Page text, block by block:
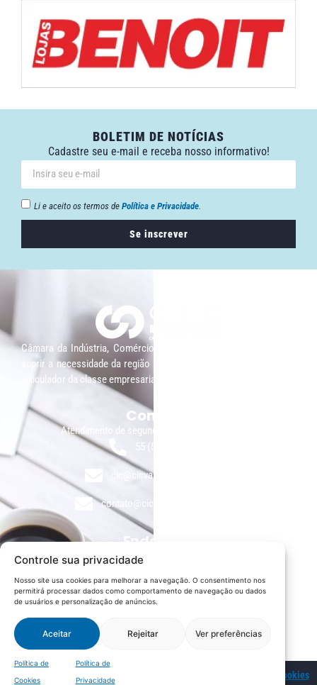
Controle sua privacidade
Nosso site usa cookies para melhorar a navegação. O consentimento nos
permitirá processar dados como comportamento de navegação ou dados
de usuários e personalização de anúncios.
Aceitar Rejeitar Ver preferências
Política de
Cookies
Política de
Privacidade
BOLETIM DE NOTÍCIAS
Cadastre seu e-mail e receba nosso informativo!
Li e aceito os termos de Política e Privacidade.
Se inscrever
Câmara da Indústria, Comércio e Serviços surgiu em 2005, para
suprir a necessidade da região de ter um organismo que fosse o
articulador da classe empresarial.
Contato:
Atendimento de segunda à sexta, das 9h às 18h.
55 (51) 3011 6982
cic@cicvaledotaquari.com.br
contato@cicvaledotaquari.com.br
Endereço:
Rua Silva Jardim, 96 Lajeado, Rio Grande do Sul – Brasil
Redes Sociais:
© 2022 – CIC Vale do Taquari |
Política de Cookies